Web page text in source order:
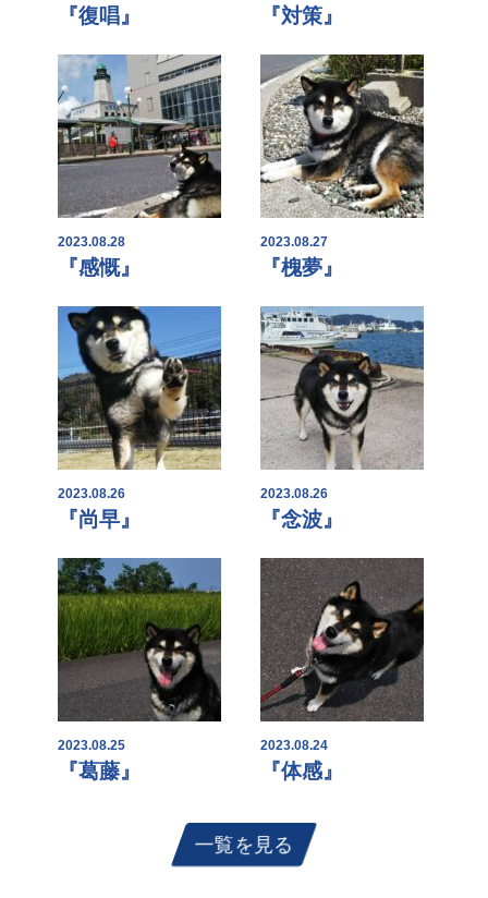
『復唱』 『対策』
2023.08.28
『感慨』
2023.08.27
『槐夢』
2023.08.26
『尚早』
2023.08.26
『念波』
2023.08.25
『葛藤』
2023.08.24
『体感』
一覧を見る